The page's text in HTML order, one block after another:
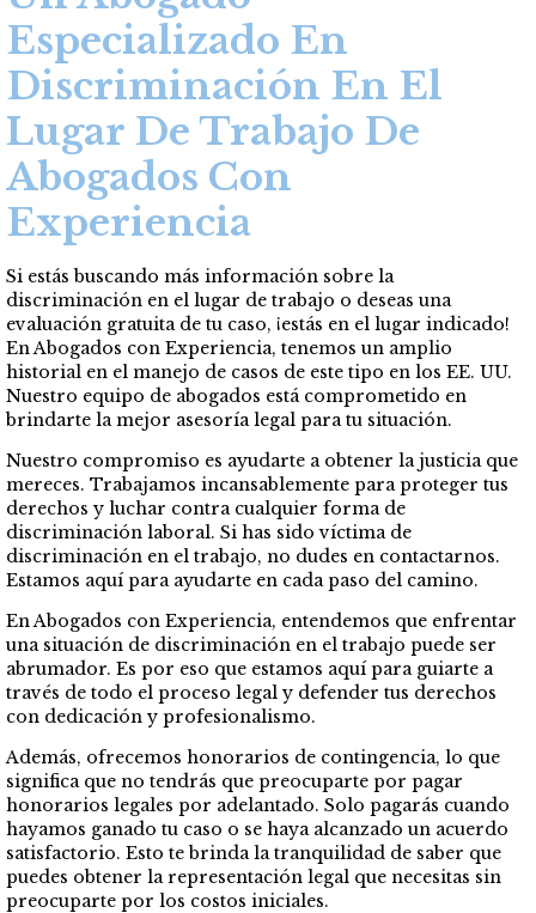
Especializado En
Discriminación En El
Lugar De Trabajo De
Abogados Con
Experiencia
Si estás buscando más información sobre la
discriminación en el lugar de trabajo o deseas una
evaluación gratuita de tu caso, ¡estás en el lugar indicado!
En Abogados con Experiencia, tenemos un amplio
historial en el manejo de casos de este tipo en los EE. UU.
Nuestro equipo de abogados está comprometido en
brindarte la mejor asesoría legal para tu situación.
Nuestro compromiso es ayudarte a obtener la justicia que
mereces. Trabajamos incansablemente para proteger tus
derechos y luchar contra cualquier forma de
discriminación laboral. Si has sido víctima de
discriminación en el trabajo, no dudes en contactarnos.
Estamos aquí para ayudarte en cada paso del camino.
En Abogados con Experiencia, entendemos que enfrentar
una situación de discriminación en el trabajo puede ser
abrumador. Es por eso que estamos aquí para guiarte a
través de todo el proceso legal y defender tus derechos
con dedicación y profesionalismo.
Además, ofrecemos honorarios de contingencia, lo que
significa que no tendrás que preocuparte por pagar
honorarios legales por adelantado. Solo pagarás cuando
hayamos ganado tu caso o se haya alcanzado un acuerdo
satisfactorio. Esto te brinda la tranquilidad de saber que
puedes obtener la representación legal que necesitas sin
preocuparte por los costos iniciales.